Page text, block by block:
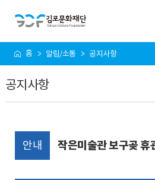
사
이
맵
홈 알림/소통 공지사항
공지사항
안내 작은미술관 보구곶 휴